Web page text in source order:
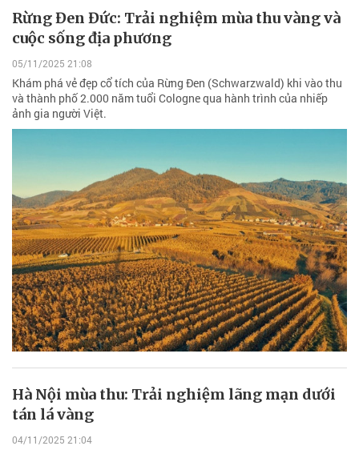
Rừng Đen Đức: Trải nghiệm mùa thu vàng và
cuộc sống địa phương
05/11/2025 21:08
Khám phá vẻ đẹp cổ tích của Rừng Đen (Schwarzwald) khi vào thu
và thành phố 2.000 năm tuổi Cologne qua hành trình của nhiếp
ảnh gia người Việt.
Hà Nội mùa thu: Trải nghiệm lãng mạn dưới
tán lá vàng
04/11/2025 21:04